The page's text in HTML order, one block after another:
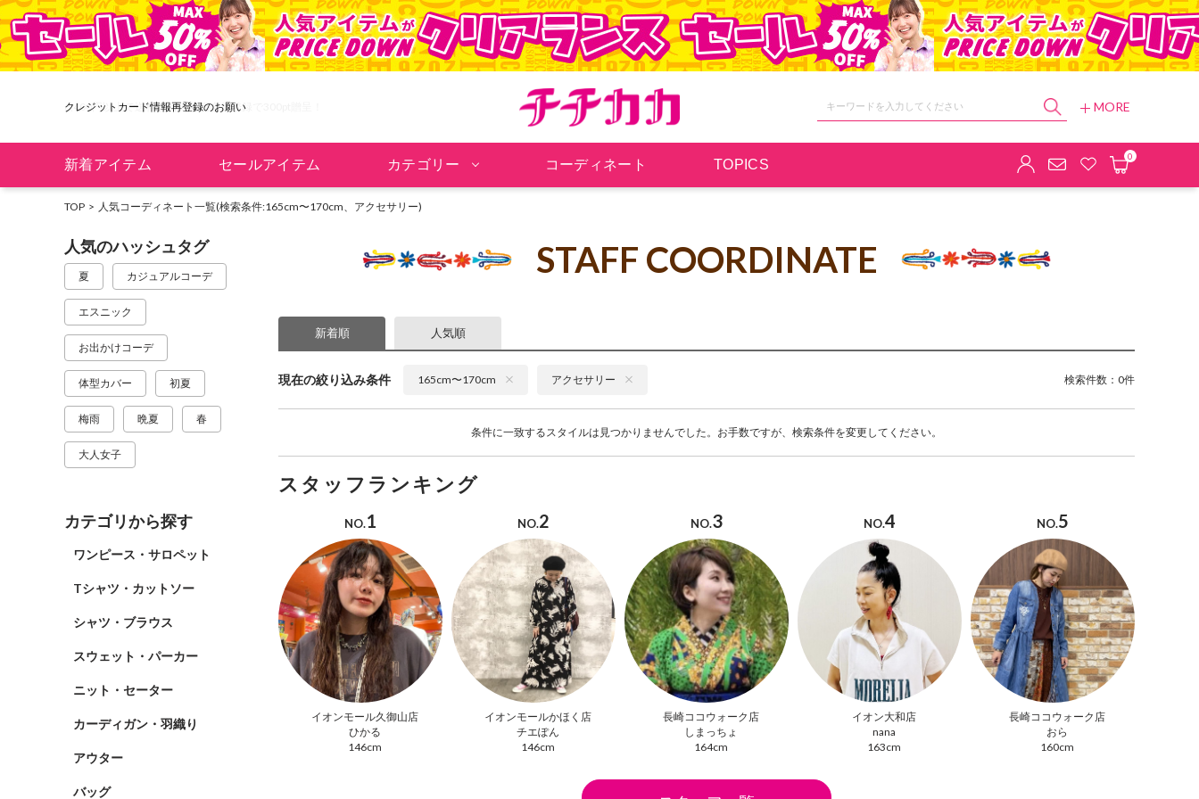
6,400円以上で送料無料！新規会員登録で300pt贈呈！
クレジットカード情報再登録のお願い
MORE
新着アイテム セールアイテム カテゴリー コーディネート TOPICS
0
TOP 人気コーディネート一覧(検索条件:165cm〜170cm、アクセサリー)
人気のハッシュタグ
夏 カジュアルコーデ
エスニック
お出かけコーデ
体型カバー 初夏
梅雨 晩夏 春
大人女子
カテゴリから探す
ワンピース・サロペット
Tシャツ・カットソー
シャツ・ブラウス
スウェット・パーカー
ニット・セーター
カーディガン・羽織り
アウター
バッグ
STAFF COORDINATE
新着順 人気順
現在の絞り込み条件 165cm〜170cm アクセサリー 検索件数：0件
条件に一致するスタイルは見つかりませんでした。お手数ですが、検索条件を変更してください。
スタッフランキング
NO.1
イオンモール久御山店
ひかる
146cm
NO.2
イオンモールかほく店
チエぽん
146cm
NO.3
長崎ココウォーク店
しまっちょ
164cm
NO.4
イオン大和店
nana
163cm
NO.5
長崎ココウォーク店
おら
160cm